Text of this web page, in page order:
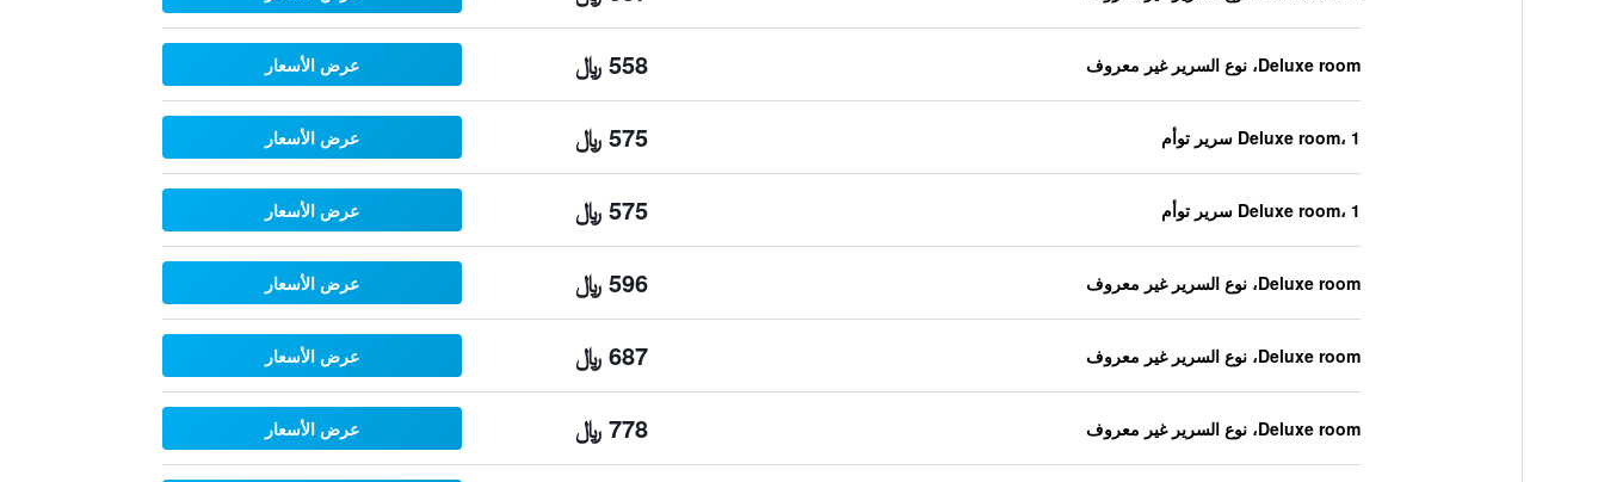
Deluxe room، نوع السرير غير معروف 558 ﷼ عرض الأسعار
Deluxe room، 1 سرير توأم 575 ﷼ عرض الأسعار
Deluxe room، 1 سرير توأم 575 ﷼ عرض الأسعار
Deluxe room، نوع السرير غير معروف 596 ﷼ عرض الأسعار
Deluxe room، نوع السرير غير معروف 687 ﷼ عرض الأسعار
Deluxe room، نوع السرير غير معروف 778 ﷼ عرض الأسعار